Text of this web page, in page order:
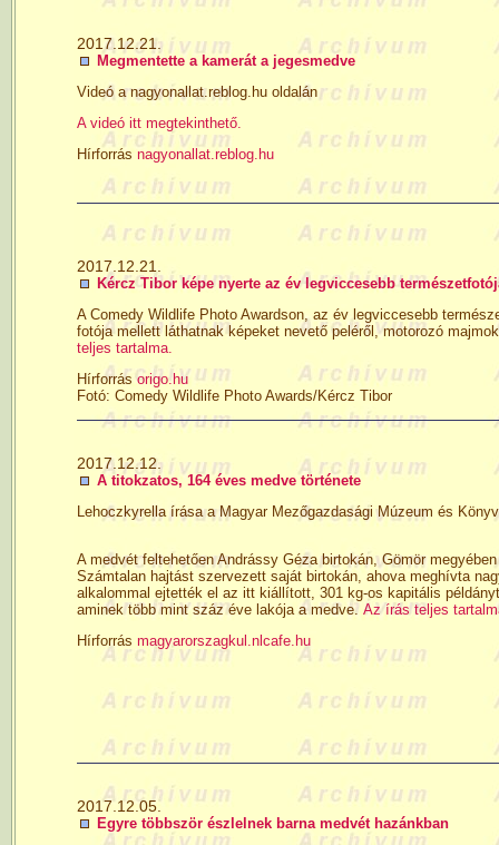
2017.12.21.
Megmentette a kamerát a jegesmedve
Videó a nagyonallat.reblog.hu oldalán
A videó itt megtekinthető.
Hírforrás nagyonallat.reblog.hu
2017.12.21.
Kércz Tibor képe nyerte az év legviccesebb
A Comedy Wildlife Photo Awardson, az év legviccesebb
fotója mellett láthatnak képeket nevető peléről, motorozó
teljes tartalma.
Hírforrásorigo.hu
Fotó: Comedy Wildlife Photo Awards/Kércz Tibor
2017.12.12.
A titokzatos, 164 éves medve története
Lehoczkyrella írása a Magyar Mezőgazdasági Múzeum és
A medvét feltehetően Andrássy Géza birtokán, Gömör
Számtalan hajtást szervezett saját birtokán, ahova meghívta
alkalommal ejtették el az itt kiállított, 301 kg-os kapitális
aminek több mint száz éve lakója a medve. Az írás teljes
Hírforrás magyarorszagkul.nlcafe.hu
2017.12.05.
Egyre többször észlelnek barna medvét hazánkban